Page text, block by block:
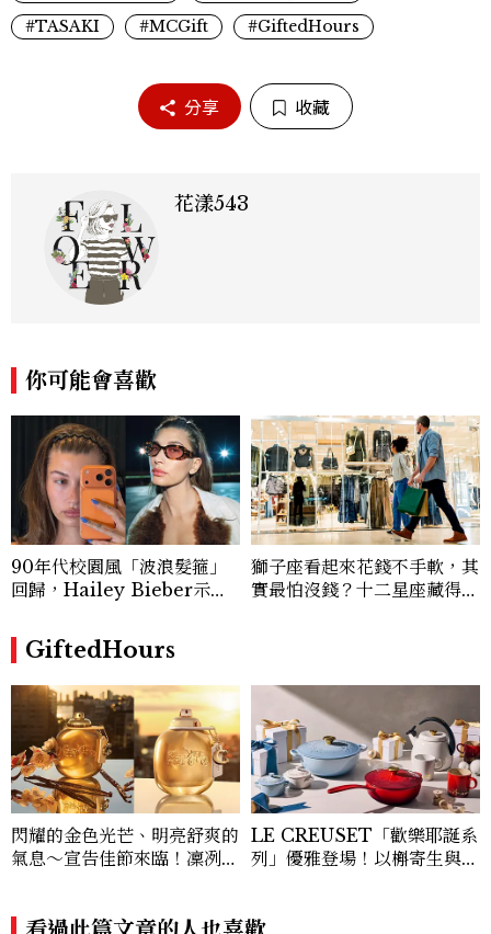
#TASAKI
#MCGift #GiftedHours
分享 收藏
花漾543
你可能會喜歡
90年代校園風「波浪髮箍」
回歸，Hailey Bieber示範
u髮箍未開賣先爆紅！
獅子座看起來花錢不手軟，其
實最怕沒錢？十二星座藏得最
GiftedHours
閃耀的金色光芒、明亮舒爽的
氣息～宣告佳節來臨！凜冽的
人心的禮物！
LE CREUSET「歡樂耶誕系
列」優雅登場！以槲寄生與冬
感首選！